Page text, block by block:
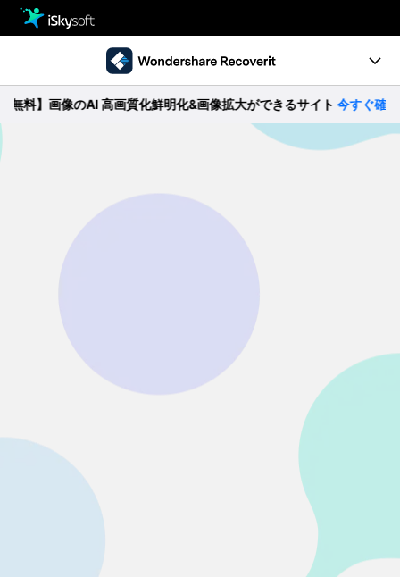
クリエイティビティ
製品活用事例
ダウンロード
Ver10.0新機能
データ復元事例
外付けデバイス復元
• HDD復元
その他の復元
• データ復元ソフトレビュー
無料ダウンロード
】画像のAI 高画質化鮮明化&画像拡大ができるサイト今すぐ確認 >>